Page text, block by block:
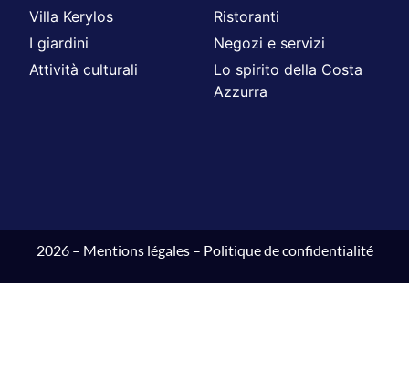
Villa Kerylos
Ristoranti
I giardini
Negozi e servizi
Attività culturali
Lo spirito della Costa
Azzurra
2026 – Mentions légales– Politique de confidentialité